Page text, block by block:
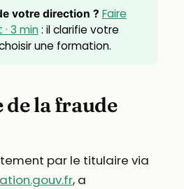
votre direction ? Faire
3 min: il clarifie votre
une formation.
de la fraude
par le titulaire via
, a